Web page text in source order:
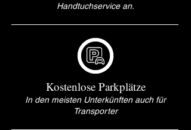
Handtuchservice an.
Kostenlose Parkplätze
In den meisten Unterkünften auch für
Transporter